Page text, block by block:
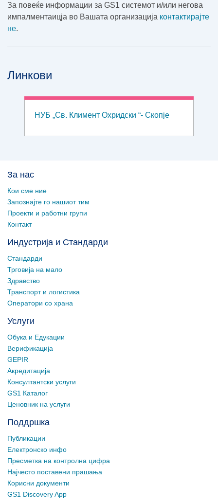
За повеќе информации за GS1 системот и/или негова
импалментаицја во Вашата организација контактирајте
не.
Линкови
НУБ „Св. Климент Охридски “- Скопје
За нас
Кои сме ние
Запознајте го нашиот тим
Проекти и работни групи
Контакт
Индустрија и Стандарди
Стандарди
Трговија на мало
Здравство
Транспорт и логистика
Оператори со храна
Услуги
Обука и Едукации
Верификација
GEPIR
Акредитација
Консултантски услуги
GS1 Каталог
Ценовник на услуги
Поддршка
Публикации
Електронско инфо
Пресметка на контролна цифра
Најчесто поставени прашања
Корисни документи
GS1 Discovery App